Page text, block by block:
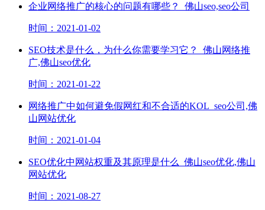
企业网络推广的核心的问题有哪些？_佛山seo,seo公司
时间：2021-01-02
SEO技术是什么，为什么你需要学习它？_佛山网络推
广,佛山seo优化
时间：2021-01-22
网络推广​中如何避免假网红和不合适的KOL_seo公司,佛
山网站优化
时间：2021-01-04
SEO优化中网站权重及其原理是什么_佛山seo优化,佛山
网站优化
时间：2021-08-27